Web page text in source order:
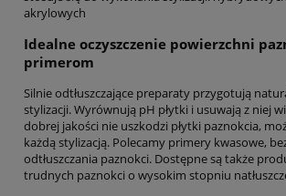
akrylowych
Idealne oczyszczenie powierzchni
primerom
Silnie odtłuszczające preparaty przygotują
stylizacji. Wyrównują pH płytki i usuwają z niej
dobrej jakości nie uszkodzi płytki paznokcia,
każdą stylizacją. Polecamy primery kwasowe,
odtłuszczania paznokci. Dostępne są także
trudnych paznokci o wysokim stopniu